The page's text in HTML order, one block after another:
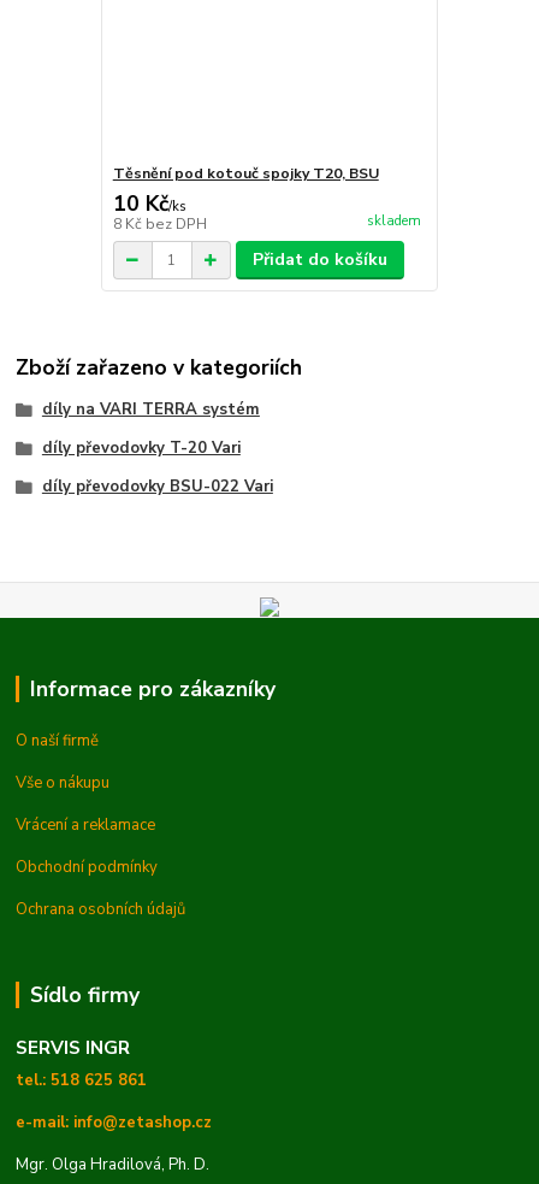
Těsnění pod kotouč spojky T20, BSU
10 Kč/ks
8 Kč bez DPH skladem
Přidat do košíku
Zboží zařazeno v kategoriích
díly na VARI TERRA systém
díly převodovky T-20 Vari
díly převodovky BSU-022 Vari
Informace pro zákazníky
O naší firmě
Vše o nákupu
Vrácení a reklamace
Obchodní podmínky
Ochrana osobních údajů
Sídlo firmy
SERVIS INGR
tel.: 518 625 861
e-mail: info@zetashop.cz
Mgr. Olga Hradilová, Ph. D.